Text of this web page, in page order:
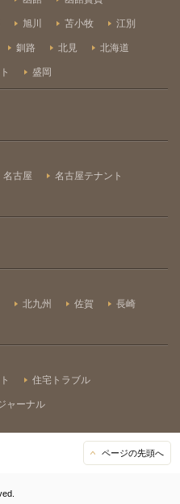
旭川 苫小牧 江別
釧路 北見 北海道
盛岡
名古屋 名古屋テナント
北九州 佐賀 長崎
住宅トラブル
ャーナル
ページの先頭へ